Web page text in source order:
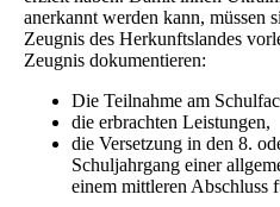
anerkannt werden kann, müssen
Zeugnis des Herkunftslandes
Zeugnis dokumentieren:
Die Teilnahme am
die erbrachten Leistungen,
die Versetzung in den 8.
Schuljahrgang einer
einem mittleren Abschluss